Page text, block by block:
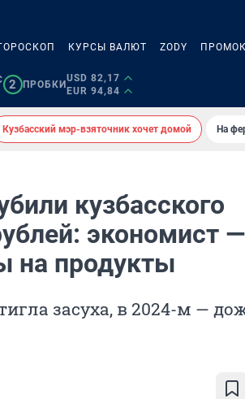
КУРСЫ ВАЛЮТ ZODY
2 ПРОБКИ
USD 82,17
EUR 94,84
Кузбасский мэр-взяточник хочет домой На
кузбасского
экономист
на продукты
засуха, в 2024-м —